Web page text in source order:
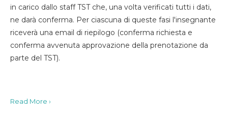
in carico dallo staff TST che, una volta verificati tutti i dati,
ne darà conferma. Per ciascuna di queste fasi l'insegnante
riceverà una email di riepilogo (conferma richiesta e
conferma avvenuta approvazione della prenotazione da
parte del TST).
Read More ›